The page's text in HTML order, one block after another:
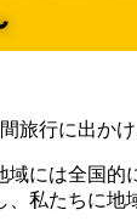
旅行に出か
域には全国的
、私たちに地